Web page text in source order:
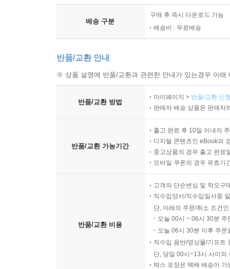
배송 구분
구매 후 즉시 다운로드 가능
배송비 : 무료배송
반품/교환 안내
※ 상품 설명에 반품/교환과 관련한 안내가 있는경우 아
반품/교환 방법
마이페이지 > 반품/교환 신
판매자 배송 상품은 판매자
반품/교환 가능기간
출고 완료 후 10일 이내의
디지털 콘텐츠인 eBook의
중고상품의 경우 출고 완료
모바일 쿠폰의 경우 유효기
반품/교환 비용
고객의 단순변심 및 착오구
직수입양서/직수입일서중
단, 아래의 주문/취소 조건
오늘 00시 ~ 06시 30분
오늘 06시 30분 이후 주
직수입 음반/영상물/기프트
단, 당일 00시~13시 사이의
박스 포장은 택배 배송이